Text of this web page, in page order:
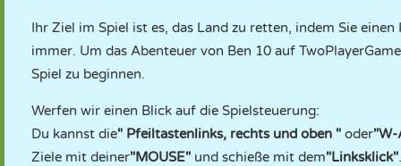
Ihr Ziel im Spiel ist es, das Land zu retten, indem Sie
immer. Um das Abenteuer von Ben 10 auf
Spiel zu beginnen.
Werfen wir einen Blick auf die Spielsteuerung:
Du kannst die" Pfeiltastenlinks, rechts und oben " oder"W-
Ziele mit deiner"MOUSE" und schieße mit dem"Linksklick".